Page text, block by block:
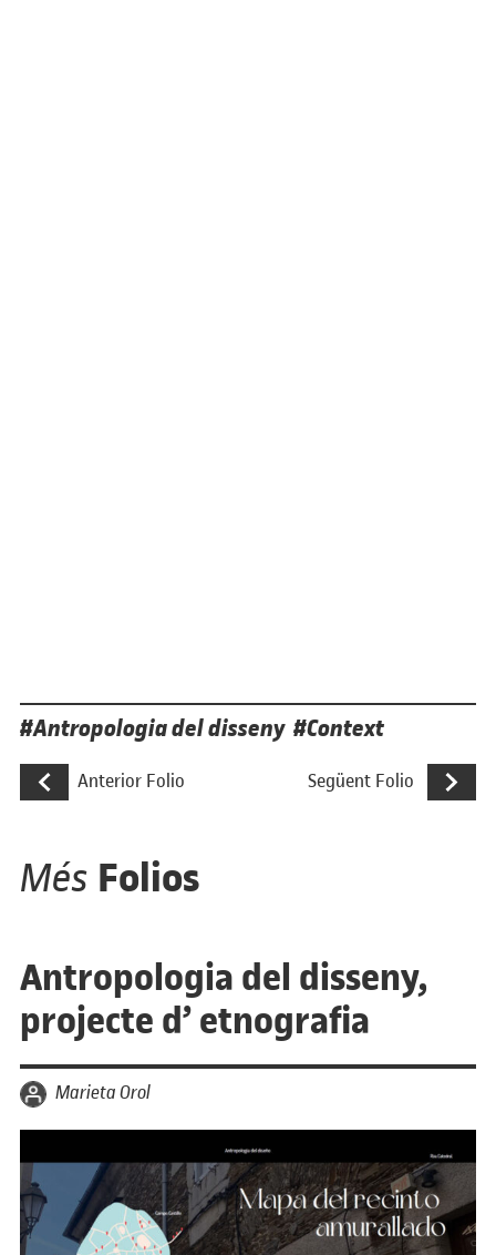
Etiquetes
Antropologia del disseny Context
Navegació d'entrades
Anterior Folio TECNOARTS & Software, una mostra
Següent Folio
Més Folios
Antropologia del disseny,
projecte d’ etnografia
per Marieta Orol